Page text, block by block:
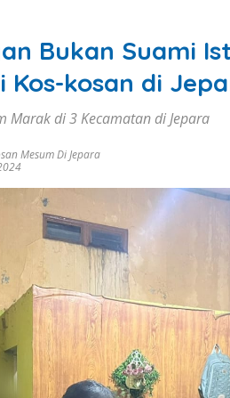
Bukan Suami
Kos-kosan di
Marak di 3 Kecamatan di Jepara
Mesum Di Jepara